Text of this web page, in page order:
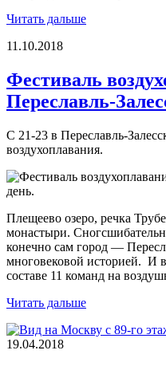
Читать дальше
11.10.2018
Фестиваль
Переславль-
С 21-23 в Переславль-
воздухоплавания.
Плещеево озеро, речка
монастыри.
конечно сам город —
многовековой историей. И
составе 11 команд на
Читать дальше
19.04.2018